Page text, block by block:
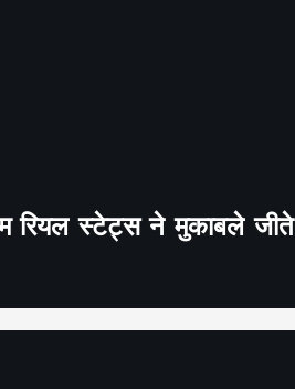
रियल स्टेट्स ने मुकाबले जीते